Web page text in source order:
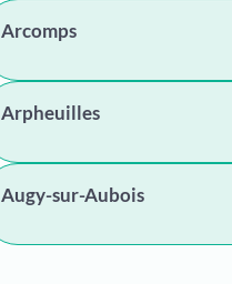
Arcomps
Arpheuilles
Augy-sur-Aubois